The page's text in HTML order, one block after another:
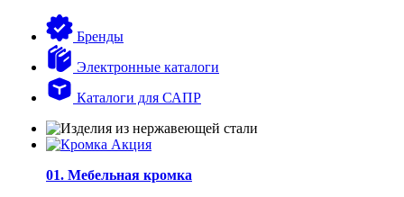
Бренды
Электронные каталоги
Каталоги для САПР
01. Мебельная кромка